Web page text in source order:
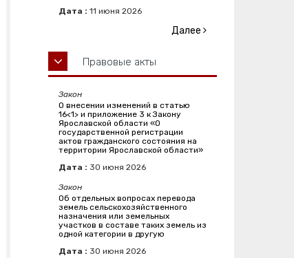
Дата : 11 июня 2026
Далее
Правовые акты
Закон
О внесении изменений в статью
16<1> и приложение 3 к Закону
Ярославской области «О
государственной регистрации
актов гражданского состояния на
территории Ярославской области»
Дата : 30 июня 2026
Закон
Об отдельных вопросах перевода
земель сельскохозяйственного
назначения или земельных
участков в составе таких земель из
одной категории в другую
Дата : 30 июня 2026